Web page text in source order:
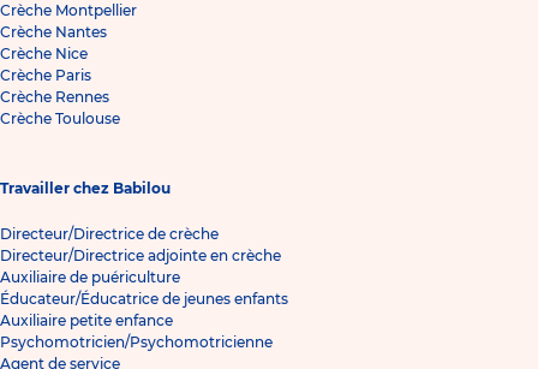
Crèche Montpellier
Crèche Nantes
Crèche Nice
Crèche Paris
Crèche Rennes
Crèche Toulouse
Travailler chez Babilou
Directeur/Directrice de crèche
Directeur/Directrice adjointe en crèche
Auxiliaire de puériculture
Éducateur/Éducatrice de jeunes enfants
Auxiliaire petite enfance
Psychomotricien/Psychomotricienne
Agent de service